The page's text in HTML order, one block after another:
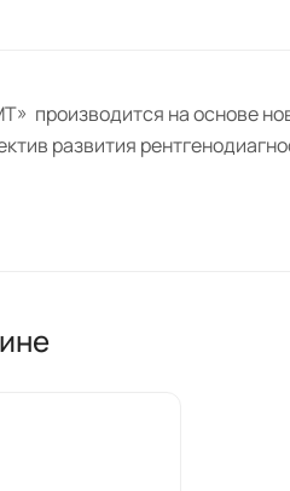
производится на основе
развития